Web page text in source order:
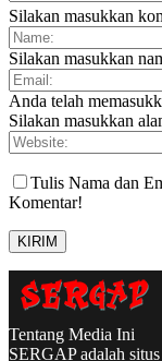
Silakan masukkan
Silakan masukkan
Anda telah
Silakan masukkan
Tulis Nama dan
Komentar!
Tentang Media Ini
SERGAP adalah